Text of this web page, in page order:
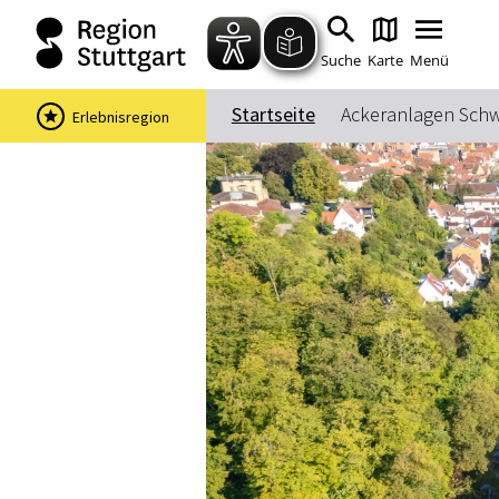
Suche Karte Menü
Startseite Ackeranlagen
Erlebnisregion